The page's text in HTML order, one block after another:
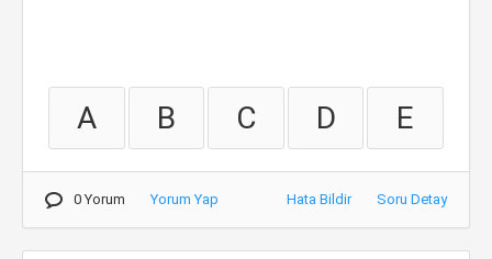
A B C D E
0 Yorum Yorum Yap Hata Bildir Soru Detay